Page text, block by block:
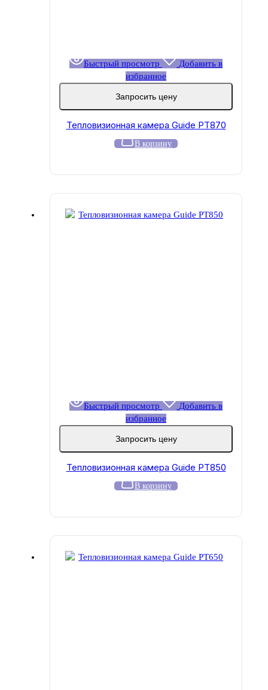
Быстрый просмотр
Добавить в
избранное
Запросить цену
Тепловизионная камера Guide PT870
В корзину
Быстрый просмотр
Добавить в
избранное
Запросить цену
Тепловизионная камера Guide PT850
В корзину